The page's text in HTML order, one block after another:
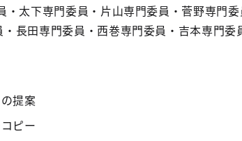
・太下専門委員・片山専門委員・菅野専門
長田専門委員・西巻専門委員・吉本専門委
提案
ピー